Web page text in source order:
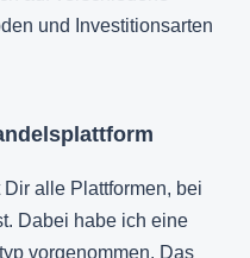
und Investitionsarten
alle Plattformen, bei
Dabei habe ich eine
vorgenommen. Das